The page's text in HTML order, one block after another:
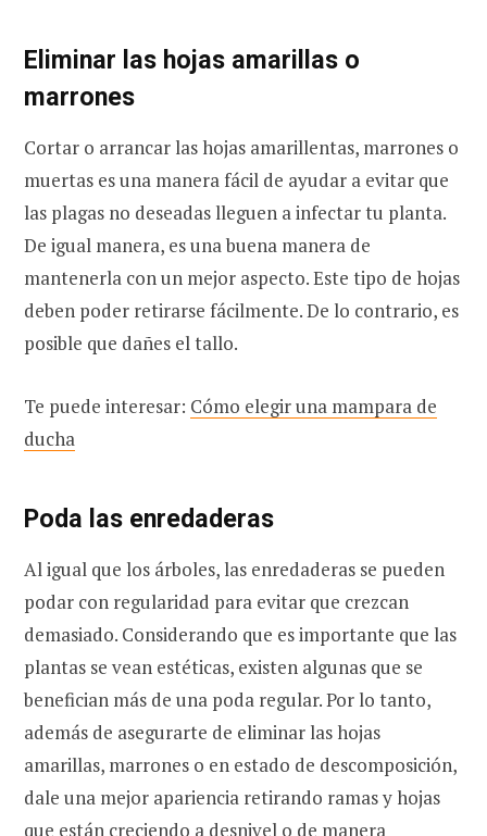
Eliminar las hojas amarillas o
marrones
Cortar o arrancar las hojas amarillentas, marrones o
muertas es una manera fácil de ayudar a evitar que
las plagas no deseadas lleguen a infectar tu planta.
De igual manera, es una buena manera de
mantenerla con un mejor aspecto. Este tipo de hojas
deben poder retirarse fácilmente. De lo contrario, es
posible que dañes el tallo.
Te puede interesar: Cómo elegir una mampara de
ducha
Poda las enredaderas
Al igual que los árboles, las enredaderas se pueden
podar con regularidad para evitar que crezcan
demasiado. Considerando que es importante que las
plantas se vean estéticas, existen algunas que se
benefician más de una poda regular. Por lo tanto,
además de asegurarte de eliminar las hojas
amarillas, marrones o en estado de descomposición,
dale una mejor apariencia retirando ramas y hojas
que están creciendo a desnivel o de manera